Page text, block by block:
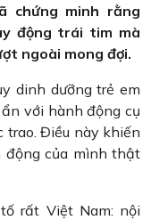
chứng minh rằng
động trái tim mà
ngoài mong đợi.
dinh dưỡng trẻ em
với hành động cụ
trao. Điều này khiến
động của mình thật
rất Việt Nam: nội